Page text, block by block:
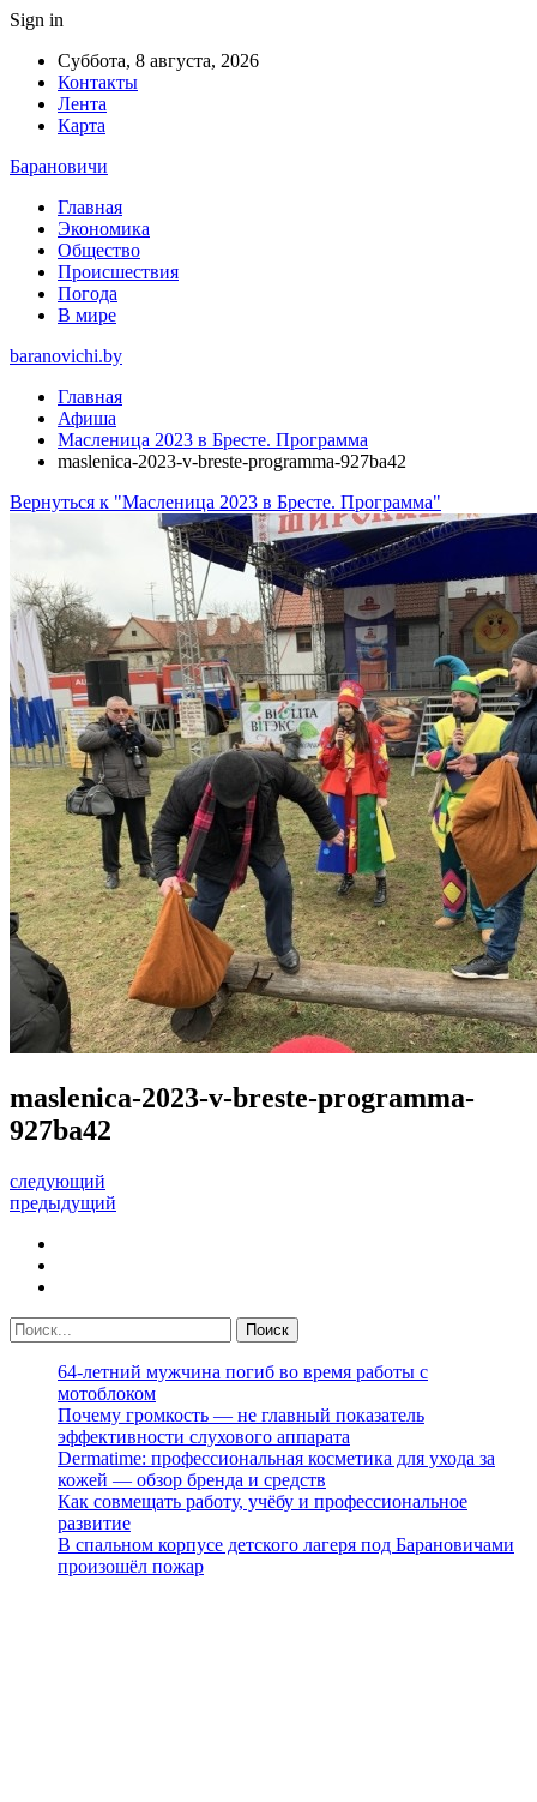
Sign in
Суббота, 8 августа, 2026
Контакты
Лента
Карта
Барановичи
Главная
Экономика
Общество
Происшествия
Погода
В мире
baranovichi.by
Главная
Афиша
Масленица 2023 в Бресте. Программа
maslenica-2023-v-breste-programma-927ba42
Вернуться к "Масленица 2023 в Бресте. Программа"
maslenica-2023-v-breste-programma-
927ba42
следующий
предыдущий
64-летний мужчина погиб во время работы с
мотоблоком
Почему громкость — не главный показатель
эффективности слухового аппарата
Dermatime: профессиональная косметика для ухода за
кожей — обзор бренда и средств
Как совмещать работу, учёбу и профессиональное
развитие
В спальном корпусе детского лагеря под Барановичами
произошёл пожар